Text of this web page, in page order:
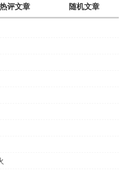
热评文章 随机文章